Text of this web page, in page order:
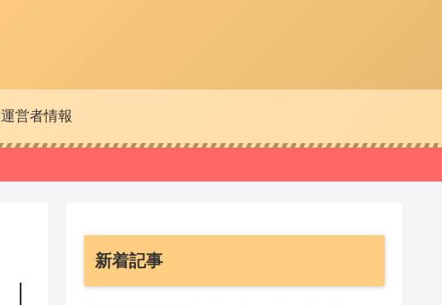
運営者情報
新着記事